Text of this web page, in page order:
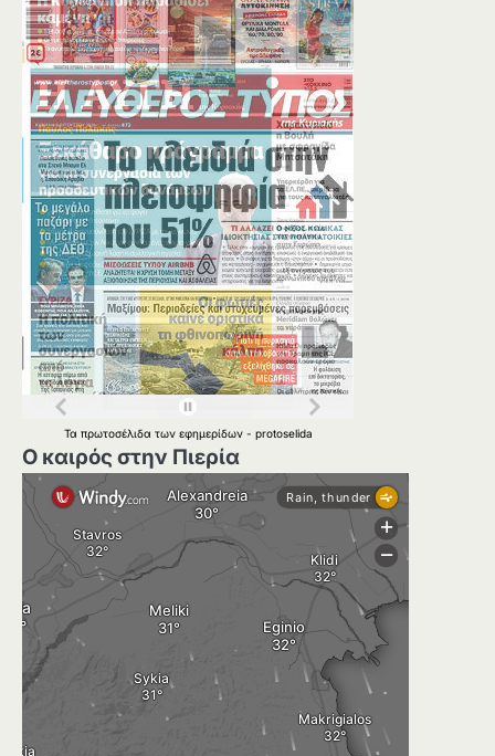
Τα πρωτοσέλιδα των εφημερίδων - protoselida
Ο καιρός στην Πιερία